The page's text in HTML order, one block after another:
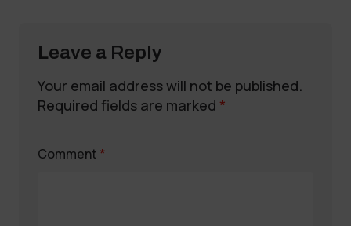
Leave a Reply
Your email address will not be published.
Required fields are marked *
Comment *